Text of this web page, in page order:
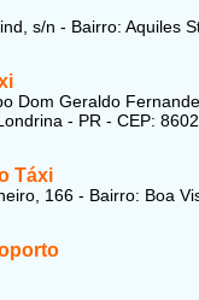
s/n - Bairro: Aquiles
Dom Geraldo
- PR - CEP:
Táxi
166 - Bairro: Boa